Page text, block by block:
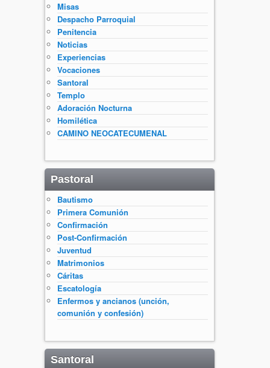
Misas
Despacho Parroquial
Penitencia
Noticias
Experiencias
Vocaciones
Santoral
Templo
Adoración Nocturna
Homilética
CAMINO NEOCATECUMENAL
Pastoral
Bautismo
Primera Comunión
Confirmación
Post-Confirmación
Juventud
Matrimonios
Cáritas
Escatología
Enfermos y ancianos (unción,
comunión y confesión)
Santoral